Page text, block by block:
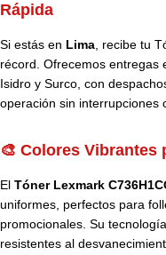
Rápida
Si estás en Lima, recibe tu
récord. Ofrecemos entregas
Isidro y Surco, con
operación sin interrupciones
🎨 Colores Vibrantes
El Tóner Lexmark
uniformes, perfectos para
promocionales. Su
resistentes al